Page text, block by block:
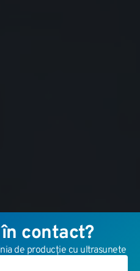
contact?
de producție cu ultrasunete